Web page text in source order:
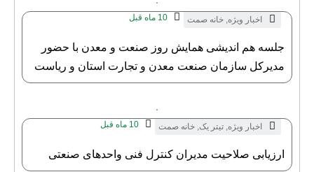
اخبار ویژه, خانه صمت 10 ماه قبل
جلسه هم اندیشی همایش روز صنعت و معدن با حضور
مدیرکل سازمان صنعت معدن و تجارت استان و ریاست
خانه صنعت معدن و تجارت استان قم
اخبار ویژه, تیتر یک, خانه صمت 10 ماه قبل
ارزیابی صلاحیت مدیران کنترل فنی واحدهای صنعتی